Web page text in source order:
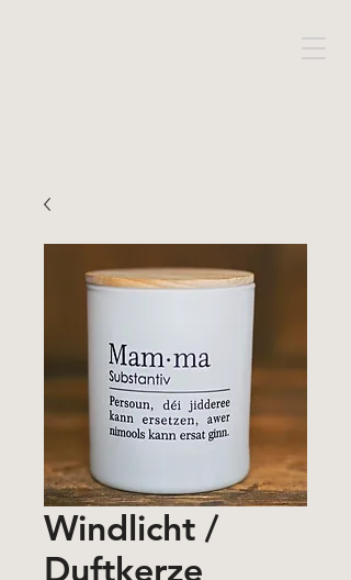
Windlicht /
Duftkerze